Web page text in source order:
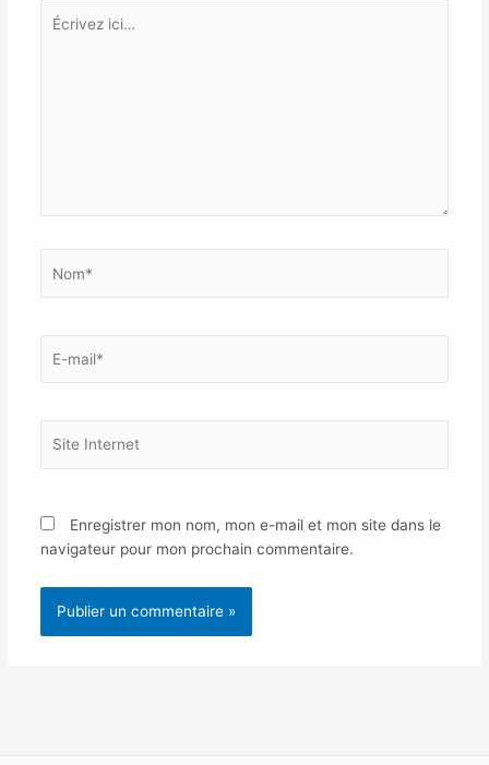
Écrivez
ici…
mail*
Internet
Enregistrer mon nom, mon e-mail et mon site dans le
navigateur pour mon prochain commentaire.